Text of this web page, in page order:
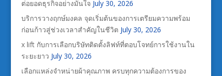
ต่อยอดธุรกิจอย่างมั่นใจ July 30, 2026
บริการวางฤกษ์มงคล จุดเริ่มต้นของการเตรียมความพร้อม
ก่อนก้าวสู่ช่วงเวลาสำคัญในชีวิต July 30, 2026
x lift กับการเลือกบริษัทติดตั้งลิฟท์ที่ตอบโจทย์การใช้งานใน
ระยะยาว July 30, 2026
เลือกแหล่งจำหน่ายผ้าคุณภาพ ครบทุกความต้องการของ